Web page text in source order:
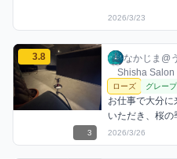
2026/3/23
なかじま@うむむ大井町の
3.8
3
なかじま@
なかじま@
Shisha Salon
利用フレー
ローズ グレー
コメント
お仕事で大分
いただき、桜の
評価
2026/3/26